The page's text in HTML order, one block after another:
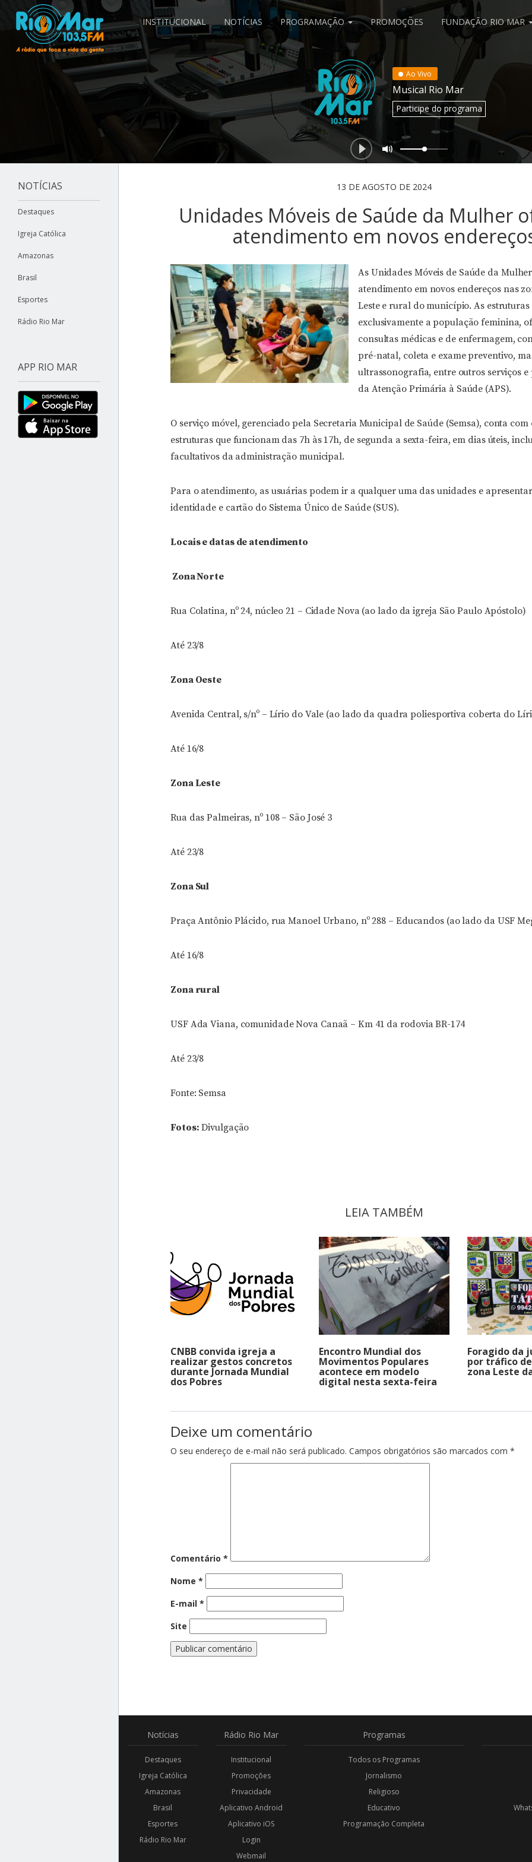
INSTITUCIONAL NOTÍCIAS PROGRAMAÇÃO PROMOÇÕES FUNDAÇÃO RIO MAR
Ao Vivo
Musical Rio Mar
Participedo programa
NOTÍCIAS
Destaques
Igreja Católica
Amazonas
Brasil
Esportes
Rádio Rio Mar
APP RIO MAR
13 DE AGOSTO DE 2024
Unidades Móveis de Saúde da Mulher
atendimento em novos
As Unidades Móveis de Saúde da
atendimento em novos endereços nas
Leste e rural do município. As
exclusivamente a população feminina,
consultas médicas e de enfermagem,
pré-natal, coleta e exame preventivo,
ultrassonografia, entre outros serviços
da Atenção Primária à Saúde (APS).
O serviço móvel, gerenciado pela Secretaria Municipal de Saúde (Semsa), conta com
estruturas que funcionam das 7h às 17h, de segunda a sexta-feira, em dias úteis,
facultativos da administração municipal.
Para o atendimento, as usuárias podem ir a qualquer uma das unidades e
identidade e cartão do Sistema Único de Saúde (SUS).
Locais e datas de atendimento
Zona Norte
Rua Colatina, nº 24, núcleo 21 – Cidade Nova (ao lado da igreja São Paulo Apóstolo)
Até 23/8
Zona Oeste
Avenida Central, s/nº – Lírio do Vale (ao lado da quadra poliesportiva coberta do
Até 16/8
Zona Leste
Rua das Palmeiras, nº 108 – São José 3
Até 23/8
Zona Sul
Praça Antônio Plácido, rua Manoel Urbano, nº 288 – Educandos (ao lado da USF
Até 16/8
Zona rural
USF Ada Viana, comunidade Nova Canaã – Km 41 da rodovia BR-174
Até 23/8
Fonte: Semsa
Fotos: Divulgação
LEIA TAMBÉM
CNBB convida igreja a
realizar gestos concretos
durante Jornada Mundial
dos Pobres
Encontro Mundial dos
Movimentos Populares
acontece em modelo
digital nesta sexta-feira
Foragido da
por tráfico
zona Leste
Deixe um comentário
O seu endereço de e-mail não será publicado. Campos obrigatórios são marcados com *
Comentário *
Nome *
E-mail *
Site
Notícias
Destaques
Igreja Católica
Amazonas
Brasil
Esportes
Rádio Rio Mar
Rádio Rio Mar
Institucional
Promoções
Privacidade
Aplicativo Android
Aplicativo iOS
Login
Webmail
Programas
Todos os Programas
Jornalismo
Religioso
Educativo
Programação Completa